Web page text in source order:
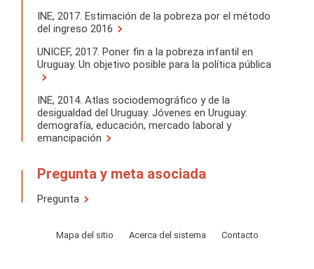
INE, 2017. Estimación de la pobreza por el método
del ingreso 2016
UNICEF, 2017. Poner fin a la pobreza infantil en
Uruguay. Un objetivo posible para la política pública
INE, 2014. Atlas sociodemográfico y de la
desigualdad del Uruguay. Jóvenes en Uruguay:
demografía, educación, mercado laboral y
emancipación
Pregunta y meta asociada
Pregunta
Mapa del sitio Acerca del sistema Contacto